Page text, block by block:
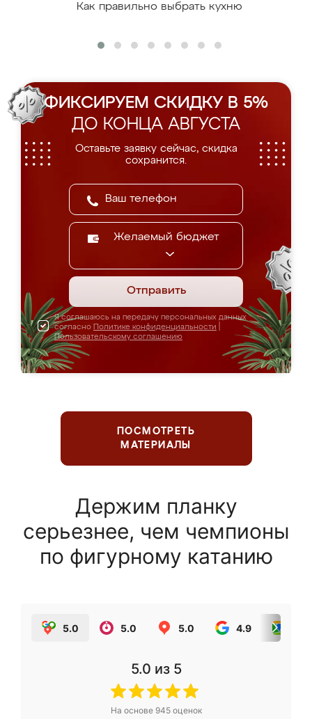
Как правильно выбрать кухню
ФИКСИРУЕМ СКИДКУ В 5%
ДО КОНЦА АВГУСТА
Оставьте заявку сейчас, скидка
сохранится.
Желаемый бюджет
Отправить
Я соглашаюсь на передачу персональных данных
согласно Политике конфиденциальности
Пользовательскому соглашению
ПОСМОТРЕТЬ
МАТЕРИАЛЫ
Держим планку
серьезнее, чем чемпионы
по фигурному катанию
5.0 5.0 5.0 4.9
5.0 из 5
На основе 945оценок